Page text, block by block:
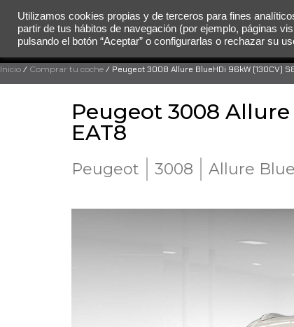
MENÚ
Inicio / Comprar tu coche / Peugeot 3008 Allure BlueHDi 96kW (130CV)
Peugeot 3008 Allure
EAT8
Peugeot 3008 Allure
Utilizamos cookies propias y de terceros para fines
partir de tus hábitos de navegación (por ejemplo, páginas
pulsando el botón “Aceptar” o configurarlas o rechazar su